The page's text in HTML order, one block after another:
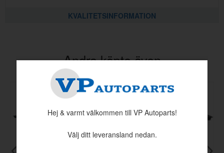
KVALITETSINFORMATION
Andra köpte även
Hej & varmt välkommen till VP Autoparts!
Välj ditt leveransland nedan.